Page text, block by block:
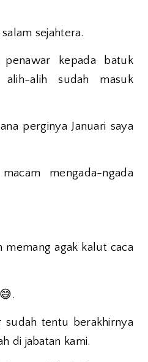
sejahtera.
kepada batuk
alih-alih sudah masuk
perginya Januari saya
mengada-ngada
memang agak kalut caca
😅.
sudah tentu berakhirnya
di jabatan kami.